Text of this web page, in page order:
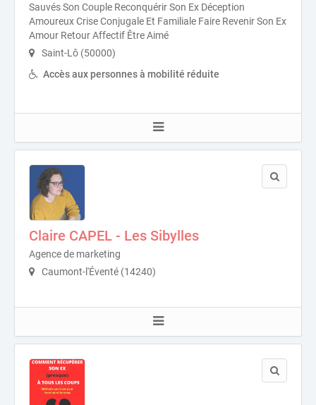
Sauvés Son Couple Reconquérir Son Ex Déception
Amoureux Crise Conjugale Et Familiale Faire Revenir Son Ex
Amour Retour Affectif Être Aimé
Saint-Lô (50000)
Accès aux personnes à mobilité réduite
Claire CAPEL - Les Sibylles
Agence de marketing
Caumont-l'Éventé (14240)